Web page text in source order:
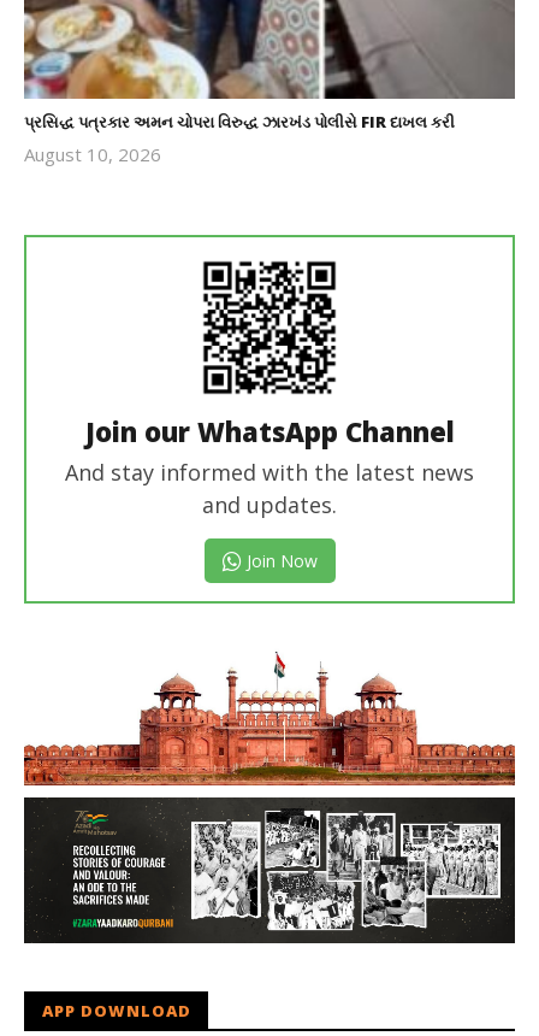
પ્રસિદ્ધ પત્રકાર અમન ચોપરા વિરુદ્ધ ઝારખંડ પોલીસે FIR દાખલ કરી
August 10, 2026
Join our WhatsApp Channel
And stay informed with the latest news
and updates.
Join Now
APP DOWNLOAD